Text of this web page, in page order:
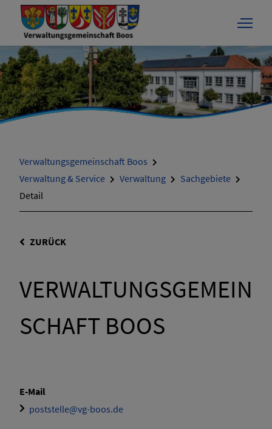
Verwaltungsgemeinschaft Boos
Verwaltung & Service
Verwaltung
Sachgebiete
Detail
ZURÜCK
VERWALTUNGSGEMEIN
SCHAFT BOOS
E-Mail
poststelle@vg-boos.de